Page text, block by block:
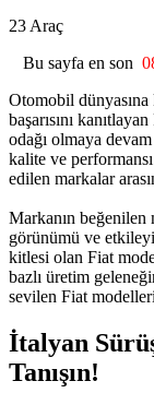
1.115.000
23 Araç
Bu sayfa en son
Otomobil dünyasına
başarısını
odağı olmaya
kalite ve
edilen markalar
Markanın beğenilen
görünümü ve
kitlesi olan Fiat
bazlı üretim
sevilen Fiat
İtalyan
Tanışın!